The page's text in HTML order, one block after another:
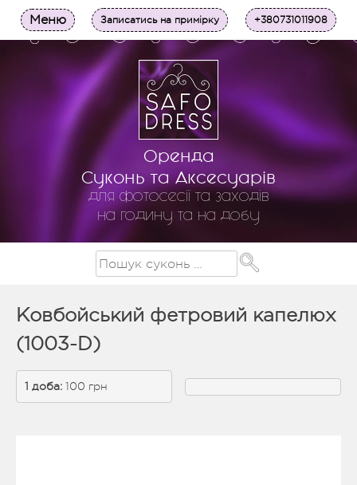
Оренда
Суконь та Аксесуарів
для фотосесії та заходів
на годину та на добу
Меню Записатись на примірку +380731011908
Ковбойський фетровий капелюх
(1003-D)
1 доба: 100 грн